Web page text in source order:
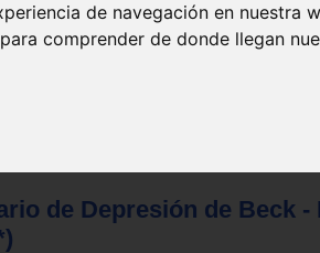
de navegación en nuestra
comprender de donde llegan
de Depresión de Beck -